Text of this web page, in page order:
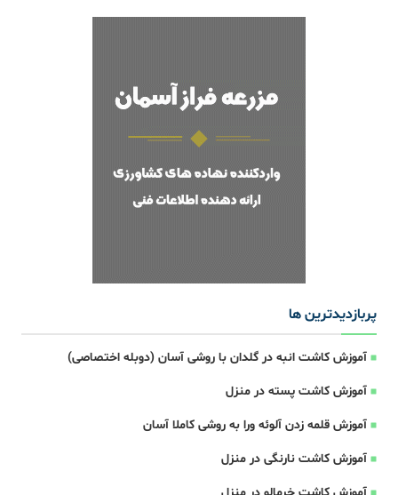
پربازدیدترین ها
آموزش کاشت انبه در گلدان با روشی آسان (دوبله اختصاصی)
آموزش کاشت پسته در منزل
آموزش قلمه زدن آلوئه ورا به روشی کاملا آسان
آموزش کاشت نارنگی در منزل